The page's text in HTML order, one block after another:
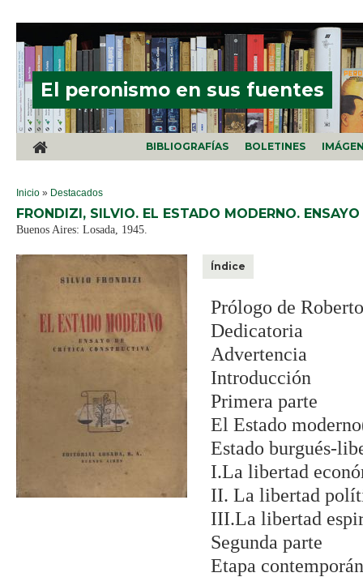
El peronismo en sus fuentes
BIBLIOGRAFÍAS BOLETINES
SE ENCUENTRA USTED AQUÍ
Inicio » Destacados
FRONDIZI, SILVIO. EL ESTADO MODERNO.
Buenos Aires: Losada, 1945.
Índice
Prólogo de
Dedicatoria
Advertencia
Introducción
Primera parte
El Estado
Estado burgués-
I.La libertad
II. La libertad
III.La libertad
Segunda parte
Etapa